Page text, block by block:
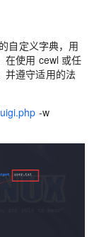
自定义字典，用
在使用 cewl 或任
并遵守适用的法
-w